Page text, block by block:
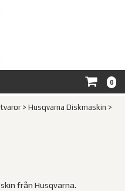
0
> Husqvarna Diskmaskin >
från Husqvarna.